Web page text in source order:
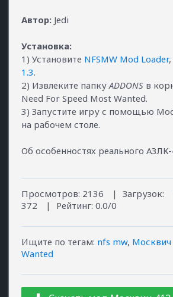
Автор: Jedi
Установка:
1) Установите NFSMW Mod Loader
1.3.
2) Извлеките папку ADDONS в
Need For Speed Most Wanted.
3) Запустите игру с помощью
на рабочем столе.
Об особенностях реального
Просмотров: 2136 | Загрузок:
372
| Рейтинг: 0.0/0
Ищите по тегам: nfs mw, Москвич
Wanted